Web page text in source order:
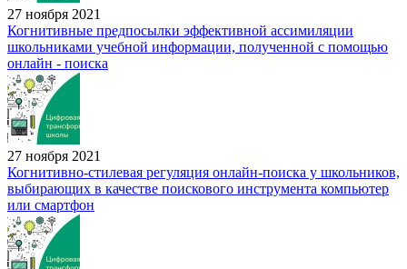
27 ноября 2021
Когнитивные предпосылки эффективной ассимиляции
школьниками учебной информации, полученной с помощью
онлайн - поиска
27 ноября 2021
Когнитивно-стилевая регуляция онлайн-поиска у школьников,
выбирающих в качестве поискового инструмента компьютер
или смартфон